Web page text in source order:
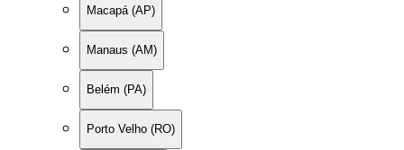
Macapá (AP)
Manaus (AM)
Belém (PA)
Porto Velho (RO)